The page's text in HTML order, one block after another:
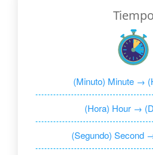
Tiempo
(Minuto) Minute →
(Hora) Hour →
(Segundo) Second